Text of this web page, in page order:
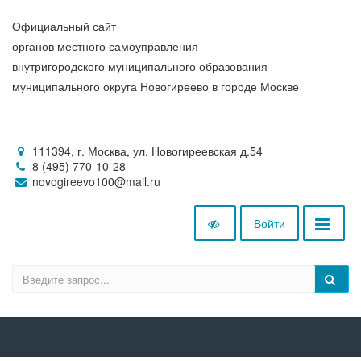
Официальный сайт
органов местного самоуправления
внутригородского муниципального образования —
муниципального округа Новогиреево в городе Москве
111394, г. Москва, ул. Новогиреевская д.54
8 (495) 770-10-28
novogireevo100@mail.ru
Войти